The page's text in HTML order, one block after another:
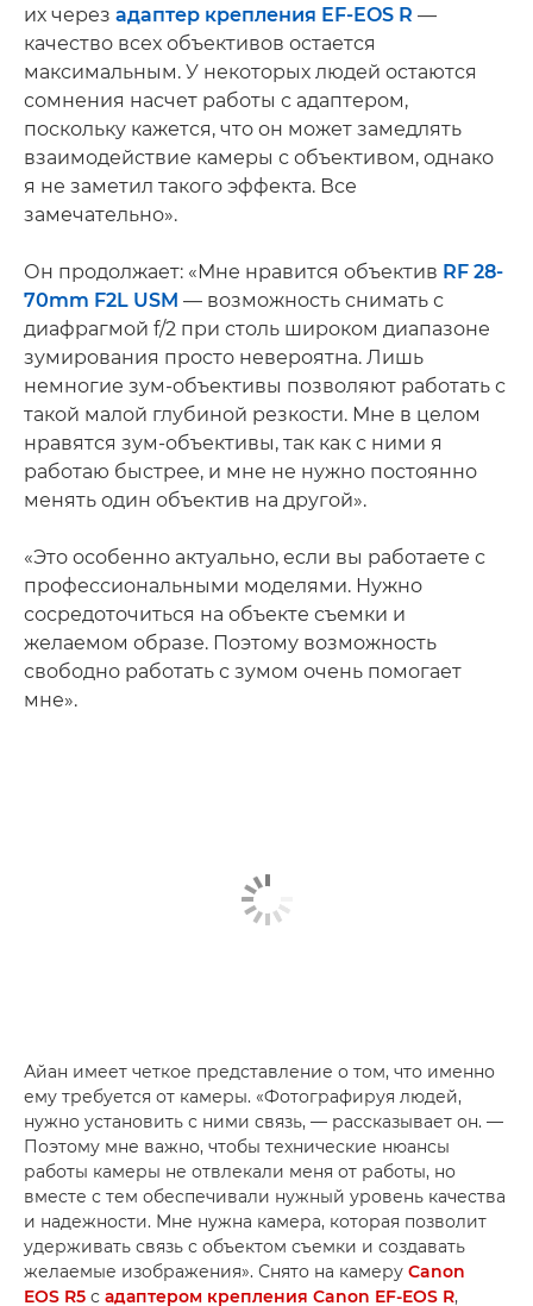
их через адаптер крепления EF-EOS R —
качество всех объективов остается
максимальным. У некоторых людей остаются
сомнения насчет работы с адаптером,
поскольку кажется, что он может замедлять
взаимодействие камеры с объективом, однако
я не заметил такого эффекта. Все
замечательно».
Он продолжает: «Мне нравится объектив RF 28-
70mm F2L USM — возможность снимать с
диафрагмой f/2 при столь широком диапазоне
зумирования просто невероятна. Лишь
немногие зум-объективы позволяют работать с
такой малой глубиной резкости. Мне в целом
нравятся зум-объективы, так как с ними я
работаю быстрее, и мне не нужно постоянно
менять один объектив на другой».
«Это особенно актуально, если вы работаете с
профессиональными моделями. Нужно
сосредоточиться на объекте съемки и
желаемом образе. Поэтому возможность
свободно работать с зумом очень помогает
мне».
Айан имеет четкое представление о том, что именно
ему требуется от камеры. «Фотографируя людей,
нужно установить с ними связь, — рассказывает он. —
Поэтому мне важно, чтобы технические нюансы
работы камеры не отвлекали меня от работы, но
вместе с тем обеспечивали нужный уровень качества
и надежности. Мне нужна камера, которая позволит
удерживать связь с объектом съемки и создавать
желаемые изображения». Снято на камеру Canon
EOS R5 с адаптером крепления Canon EF-EOS R,